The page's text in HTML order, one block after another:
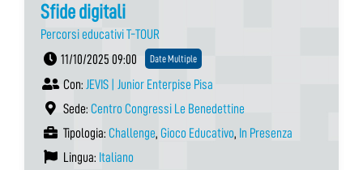
Sfide digitali
Percorsi educativi T-TOUR
11/10/2025 09:00
Date Multiple
Con: JEVIS | Junior Enterpise Pisa
Sede: Centro Congressi Le Benedettine
Tipologia: Challenge, Gioco Educativo, In Presenza
Lingua: Italiano